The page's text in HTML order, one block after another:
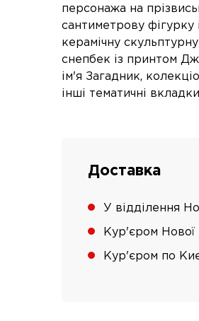
персонажа на
сантиметрову
керамічну
снепбек із принтом
ім'я Загадник,
інші тематичні
Доставка
У відділення
Кур'єром
Кур'єром по